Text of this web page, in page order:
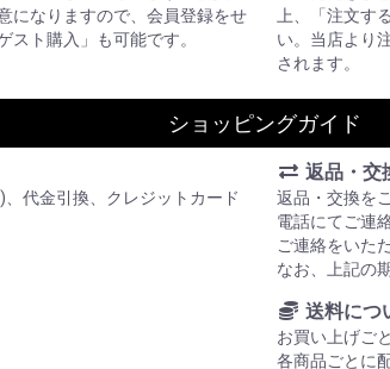
になりますので、会員登録をせ
スト購入」も可能です。
上、「注文す
い。当店より
されます。
ショッピングガイド
代金引換、クレジットカード
返品・交
返品・交換を
電話にてご連
ご連絡をいた
なお、上記の
送料につ
お買い上げご
各商品ごとに